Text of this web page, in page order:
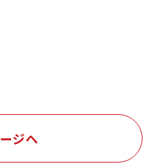
ジへ